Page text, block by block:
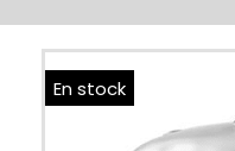
En stock